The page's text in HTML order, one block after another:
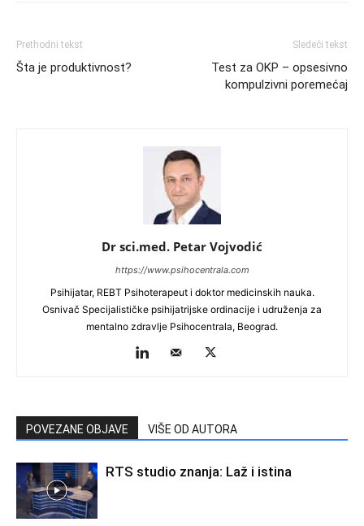
Prethodni tekst
Šta je produktivnost?
Sledeći tekst
Test za OKP – opsesivno
kompulzivni poremećaj
Dr sci.med. Petar Vojvodić
https://www.psihocentrala.com
Psihijatar, REBT Psihoterapeut i doktor medicinskih nauka.
Osnivač Specijalističke psihijatrijske ordinacije i udruženja za
mentalno zdravlje Psihocentrala, Beograd.
POVEZANE OBJAVE VIŠE OD AUTORA
RTS studio znanja: Laž i istina